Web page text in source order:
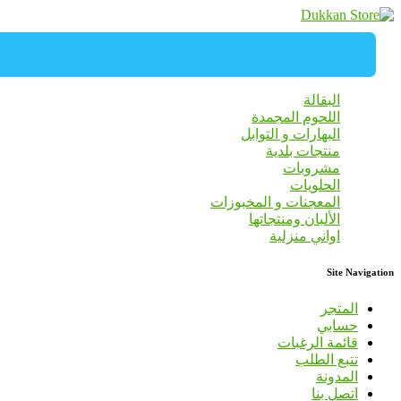
البقالة
اللحوم المجمدة
البهارات و التوابل
منتجات بلدية
مشروبات
الحلويات
المعجنات و المخبوزات
الألبان ومنتجاتها
اواني منزلية
Site Navigation
المتجر
حسابي
قائمة الرغبات
تتبع الطلب
المدونة
اتصل بنا